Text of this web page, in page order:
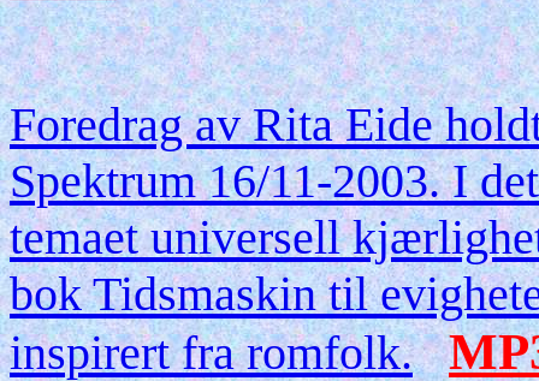
Foredrag av Rita Eide
Spektrum 16/11-2003. I
temaet universell
bok Tidsmaskin til
inspirert fra romfolk.